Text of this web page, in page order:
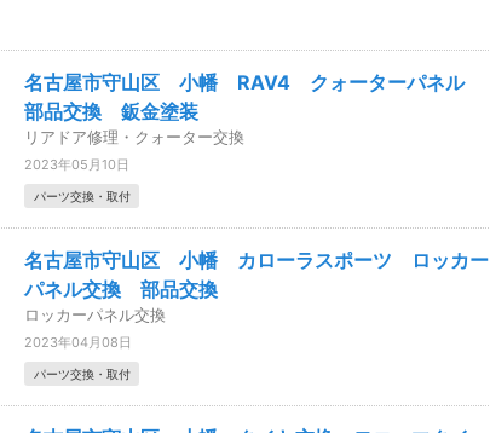
名古屋市守山区 小幡 RAV4 クォーターパネル
部品交換 鈑金塗装
リアドア修理・クォーター交換
2023年05月10日
パーツ交換・取付
名古屋市守山区 小幡 カローラスポーツ ロッカー
パネル交換 部品交換
ロッカーパネル交換
2023年04月08日
パーツ交換・取付